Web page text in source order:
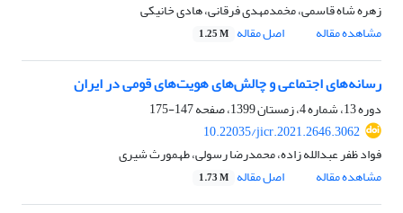
زهره شاه قاسمی، مخمدمهدی فرقانی، هادی خانیکی
مشاهده مقاله
اصل مقاله 1.25 M
رسانه‌های اجتماعی و چالش‌های هویت‌های قومی در ایران
دوره 13، شماره 4، زمستان 1399، صفحه
147-175
10.22035/jicr.2021.2646.3062
فواد ظفر عبدالله زاده، محمدرضا رسولی، طهمورث شیری
مشاهده مقاله
اصل مقاله 1.73 M